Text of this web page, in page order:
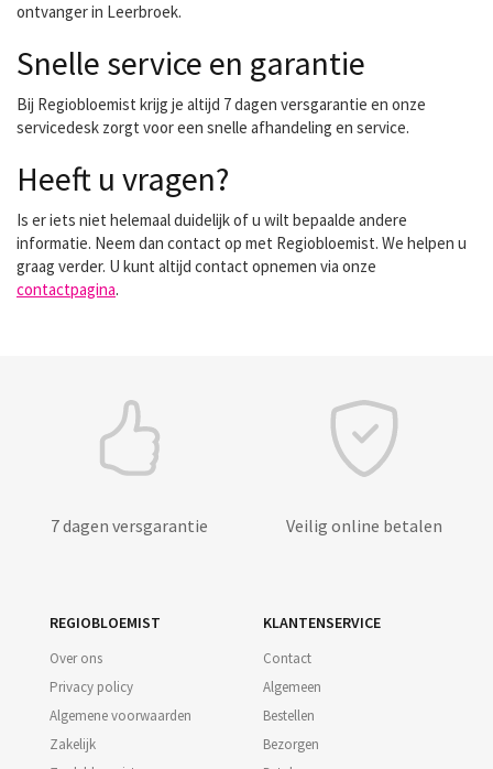
ontvanger in Leerbroek.
Snelle service en garantie
Bij Regiobloemist krijg je altijd 7 dagen versgarantie en onze
servicedesk zorgt voor een snelle afhandeling en service.
Heeft u vragen?
Is er iets niet helemaal duidelijk of u wilt bepaalde andere
informatie. Neem dan contact op met Regiobloemist. We helpen u
graag verder. U kunt altijd contact opnemen via onze
contactpagina.
7 dagen versgarantie Veilig online betalen
REGIOBLOEMIST
Over ons
Privacy policy
Algemene voorwaarden
Zakelijk
KLANTENSERVICE
Contact
Algemeen
Bestellen
Bezorgen